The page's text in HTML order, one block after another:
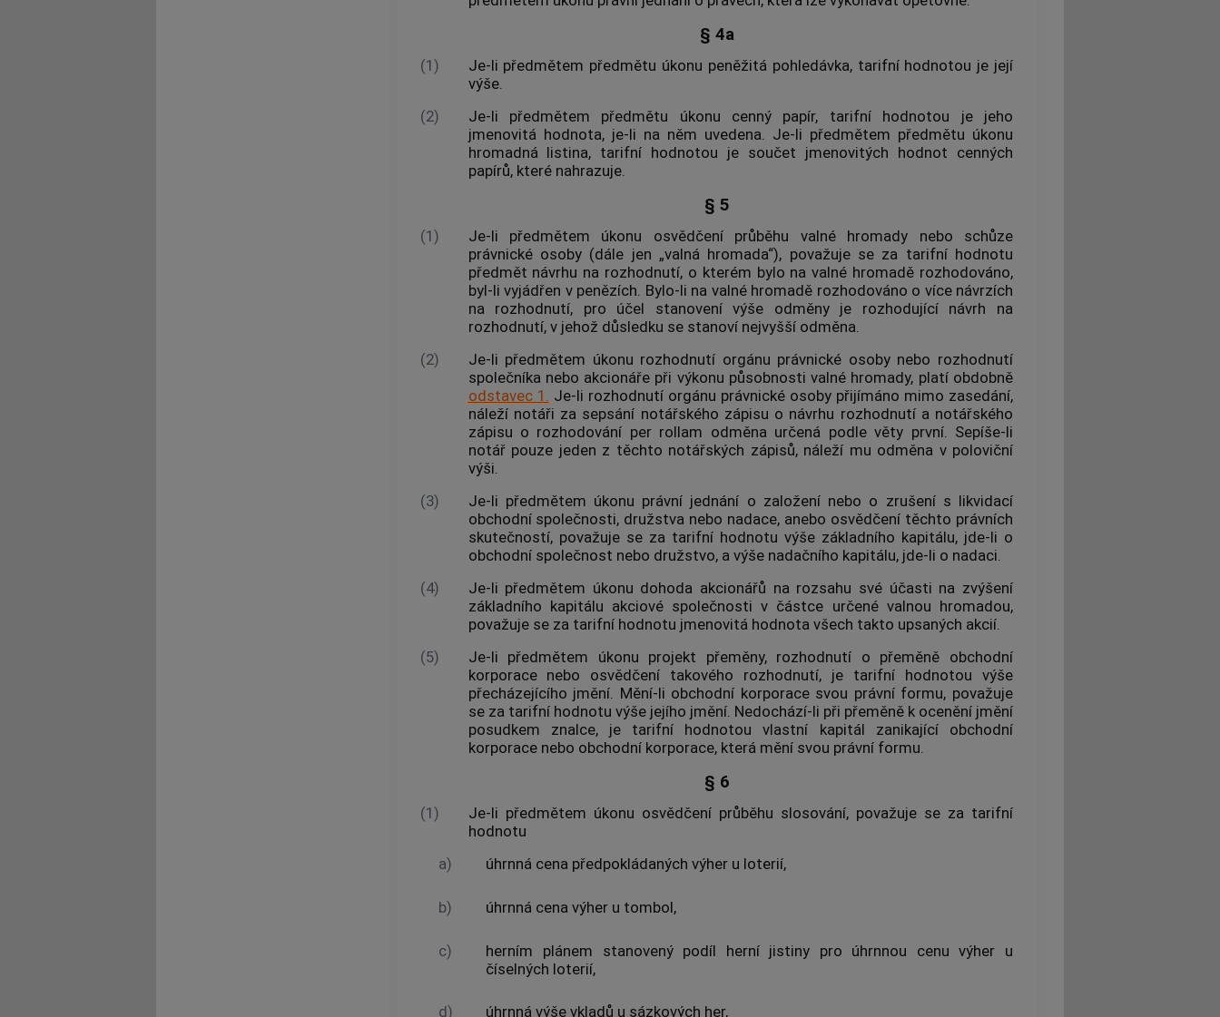
§ 4a
(1)
Je-li předmětem předmětu úkonu peněžitá pohledávka, tarifní hodnotou je její
výše.
(2)
Je-li předmětem předmětu úkonu cenný papír, tarifní hodnotou je jeho
jmenovitá hodnota, je-li na něm uvedena. Je-li předmětem předmětu úkonu
hromadná listina, tarifní hodnotou je součet jmenovitých hodnot cenných
papírů, které nahrazuje.
§ 5
(1)
Je-li předmětem úkonu osvědčení průběhu valné hromady nebo schůze
právnické osoby (dále jen „valná hromada“), považuje se za tarifní hodnotu
předmět návrhu na rozhodnutí, o kterém bylo na valné hromadě rozhodováno,
byl-li vyjádřen v penězích. Bylo-li na valné hromadě rozhodováno o více návrzích
na rozhodnutí, pro účel stanovení výše odměny je rozhodující návrh na
rozhodnutí, v jehož důsledku se stanoví nejvyšší odměna.
(2)
Je-li předmětem úkonu rozhodnutí orgánu právnické osoby nebo rozhodnutí
společníka nebo akcionáře při výkonu působnosti valné hromady, platí obdobně
odstavec 1.
Je-li rozhodnutí orgánu právnické osoby přijímáno mimo zasedání,
náleží notáři za sepsání notářského zápisu o návrhu rozhodnutí a notářského
zápisu o rozhodování per rollam odměna určená podle věty první. Sepíše-li
notář pouze jeden z těchto notářských zápisů, náleží mu odměna v poloviční
výši.
(3)
Je-li předmětem úkonu právní jednání o založení nebo o zrušení s likvidací
obchodní společnosti, družstva nebo nadace, anebo osvědčení těchto právních
skutečností, považuje se za tarifní hodnotu výše základního kapitálu, jde-li o
obchodní společnost nebo družstvo, a výše nadačního kapitálu, jde-li o nadaci.
(4)
Je-li předmětem úkonu dohoda akcionářů na rozsahu své účasti na zvýšení
základního kapitálu akciové společnosti v částce určené valnou hromadou,
považuje se za tarifní hodnotu jmenovitá hodnota všech takto upsaných akcií.
(5)
Je-li předmětem úkonu projekt přeměny, rozhodnutí o přeměně obchodní
korporace nebo osvědčení takového rozhodnutí, je tarifní hodnotou výše
přecházejícího jmění. Mění-li obchodní korporace svou právní formu, považuje
se za tarifní hodnotu výše jejího jmění. Nedochází-li při přeměně k ocenění jmění
posudkem znalce, je tarifní hodnotou vlastní kapitál zanikající obchodní
korporace nebo obchodní korporace, která mění svou právní formu.
§ 6
(1) Je-li předmětem úkonu osvědčení průběhu slosování, považuje se za tarifní
hodnotu
a)
úhrnná cena předpokládaných výher u loterií,
b) úhrnná cena výher u tombol,
c)
herním plánem stanovený podíl herní jistiny pro úhrnnou cenu výher u
číselných loterií,
d) úhrnná výše vkladů u sázkových her,